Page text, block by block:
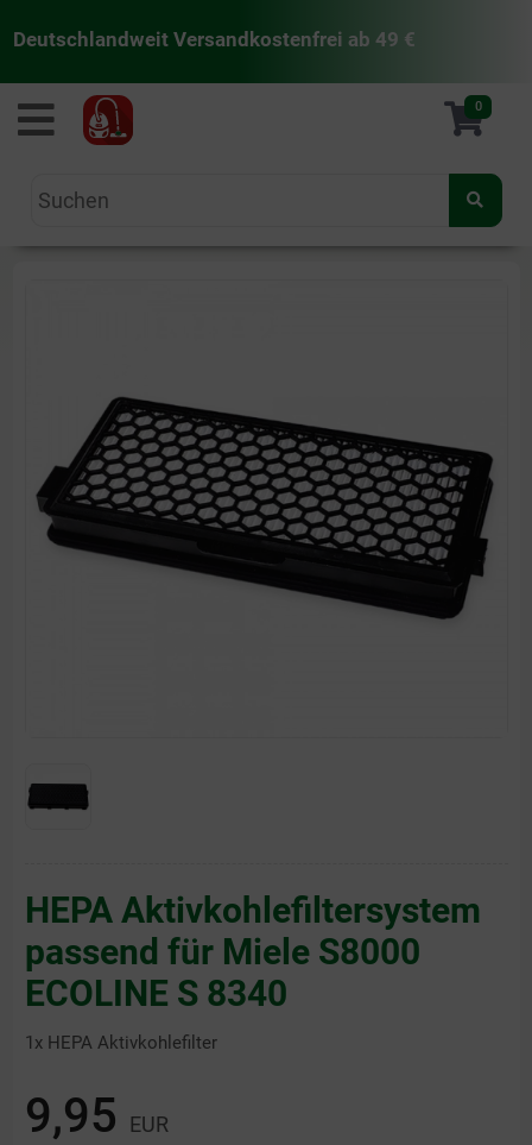
Deutschlandweit Versandkostenfrei ab 49 €
staubsaugermanufaktur 0
HEPA Aktivkohlefiltersystem
passend für Miele S8000
ECOLINE S 8340
1x HEPA Aktivkohlefilter
9,95 EUR